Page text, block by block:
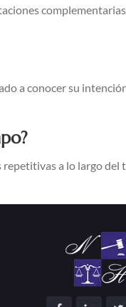
a conocer su
a lo largo del